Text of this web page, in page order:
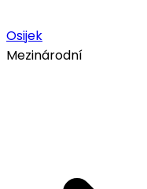
Osijek
Mezinárodní